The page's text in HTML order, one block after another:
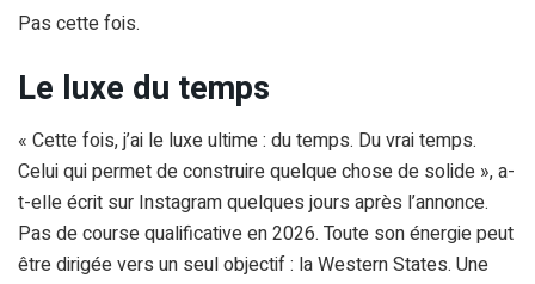
Pas cette fois.
Le luxe du temps
« Cette fois, j’ai le luxe ultime : du temps. Du vrai temps.
Celui qui permet de construire quelque chose de solide », a-
t-elle écrit sur Instagram quelques jours après l’annonce.
Pas de course qualificative en 2026. Toute son énergie peut
être dirigée vers un seul objectif : la Western States. Une